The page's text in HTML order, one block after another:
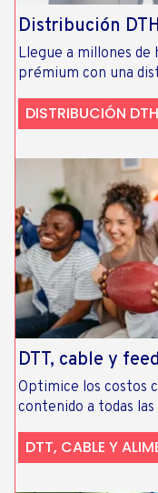
Distribución DTH
Llegue a millones de
prémium con una
DISTRIBUCIÓN DTH
DTT, cable y
Optimice los costos
contenido a todas
DTT, CABLE Y